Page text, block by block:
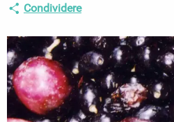
Condividere